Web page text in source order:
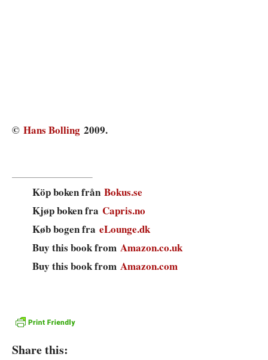
© Hans Bolling 2009.
Köp boken från Bokus.se
Kjøp boken fra Capris.no
Køb bogen fra eLounge.dk
Buy this book from Amazon.co.uk
Buy this book from Amazon.com
Share this: